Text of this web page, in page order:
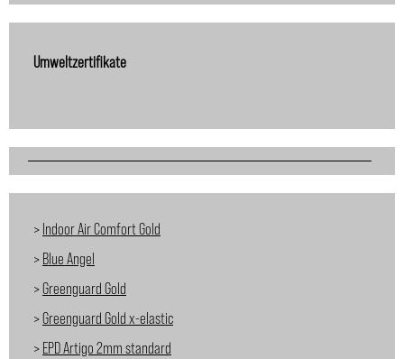
Umweltzertifikate
>Indoor Air Comfort Gold
>Blue Angel
>Greenguard Gold
>Greenguard Gold x-elastic
>EPD Artigo 2mm standard